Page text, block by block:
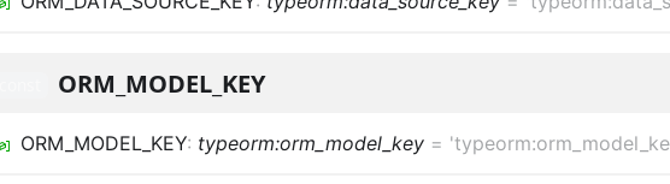
ORM_MODEL_KEY
ORM_MODEL_KEY: typeorm:orm_model_key =